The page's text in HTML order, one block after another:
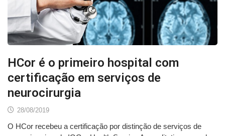
HCor é o primeiro hospital com
certificação em serviços de
neurocirurgia
28/08/2019
O HCor recebeu a certificação por distinção de serviços de